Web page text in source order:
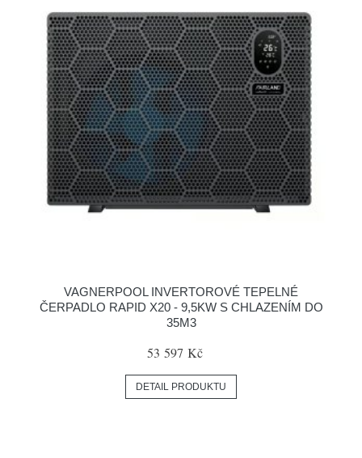
VAGNERPOOL INVERTOROVÉ TEPELNÉ
ČERPADLO RAPID X20 - 9,5KW S CHLAZENÍM DO
35M3
53 597 Kč
DETAIL PRODUKTU